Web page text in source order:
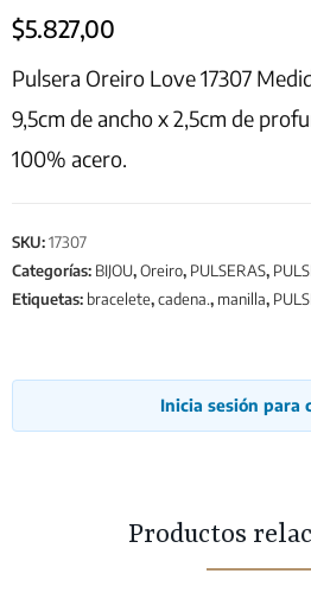
$5.827,00
Pulsera Oreiro Love 17307
9,5cm de ancho x 2,5cm de
100% acero.
SKU:17307
Categorías: BIJOU,Oreiro, PULSERAS,
Etiquetas: bracelete,cadena., manilla,
Inicia sesión para
Productos